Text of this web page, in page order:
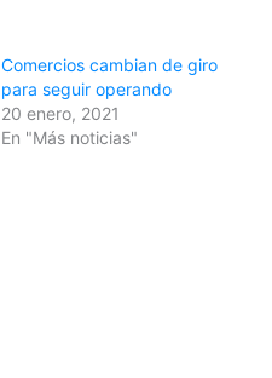
Comercios cambian de giro
para seguir operando
20 enero, 2021
En "Más noticias"